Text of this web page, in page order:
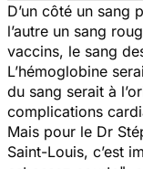
D’un côté un sang
l’autre un sang
vaccins, le sang
L’hémoglobine
du sang serait à
complications
Mais pour le Dr
Saint-Louis, c’est